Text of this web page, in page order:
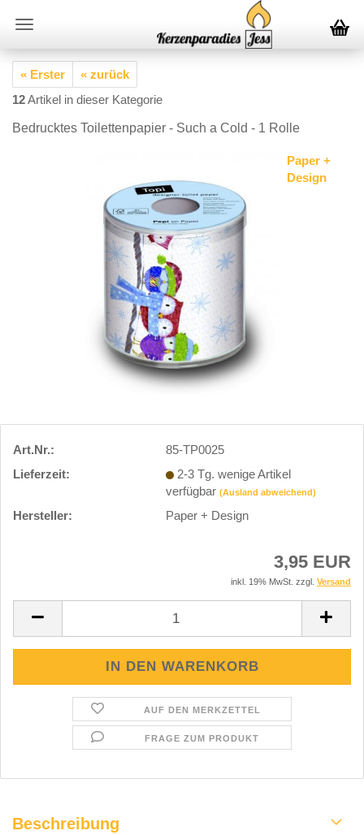
« Erster
« zurück
12Artikel in dieser Kategorie
Bedrucktes Toilettenpapier - Such a Cold - 1 Rolle
Paper +
Design
Art.Nr.:
85-TP0025
Lieferzeit:
2-3 Tg. wenige Artikel
verfügbar(Ausland abweichend)
Hersteller: Paper + Design
3,95 EUR
inkl. 19% MwSt. zzgl. Versand
AUF DEN MERKZETTEL
FRAGE ZUM PRODUKT
Beschreibung